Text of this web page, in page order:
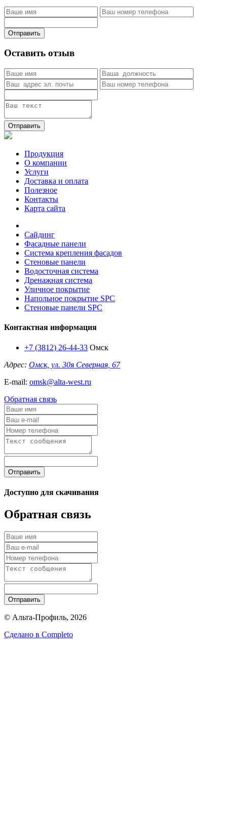
Отправить
Оставить отзыв
Отправить
Продукция
О компании
Услуги
Доставка и оплата
Полезное
Контакты
Карта сайта
Сайдинг
Фасадные панели
Система крепления фасадов
Стеновые панели
Водосточная система
Дренажная система
Уличное покрытие
Напольное покрытие SPC
Стеновые панели SPC
Контактная информация
+7 (3812) 26-44-33 Омск
Адрес: Омск, ул. 30я Северная, 67
E-mail: omsk@alta-west.ru
Обратная связь
Отправить
Доступно для скачивания
Обратная связь
Отправить
© Альта-Профиль, 2026
Сделано в Completo